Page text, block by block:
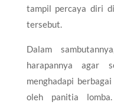
tampil percaya diri
tersebut.
Dalam
harapannya agar
menghadapi
oleh panitia